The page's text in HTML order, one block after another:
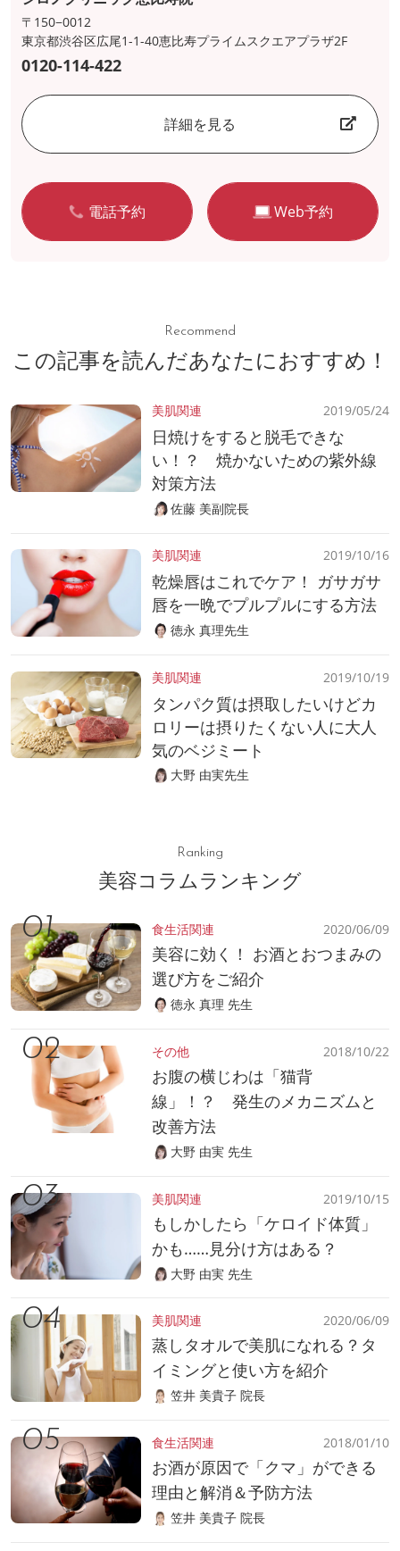
〒150−0012
東京都渋谷区広尾1-1-40恵比寿プライムスクエアプラザ2F
0120-114-422
詳細を見る
電話予約 Web予約
Recommend
この記事を読んだあなたにおすすめ！
美肌関連 2019/05/24
日焼けをすると脱毛できな
い！？ 焼かないための紫外線
対策方法
佐藤 美副院長
美肌関連 2019/10/16
乾燥唇はこれでケア！ ガサガサ
唇を一晩でプルプルにする方法
徳永 真理先生
美肌関連 2019/10/19
タンパク質は摂取したいけどカ
ロリーは摂りたくない人に大人
気のベジミート
大野 由実先生
Ranking
美容コラムランキング
食生活関連 2020/06/09
美容に効く！ お酒とおつまみの
選び方をご紹介
徳永 真理 先生
その他 2018/10/22
お腹の横じわは「猫背
線」！？ 発生のメカニズムと
改善方法
大野 由実 先生
美肌関連 2019/10/15
もしかしたら「ケロイド体質」
かも……見分け方はある？
大野 由実 先生
美肌関連 2020/06/09
蒸しタオルで美肌になれる？タ
イミングと使い方を紹介
笠井 美貴子 院長
食生活関連 2018/01/10
お酒が原因で「クマ」ができる
理由と解消＆予防方法
笠井 美貴子 院長